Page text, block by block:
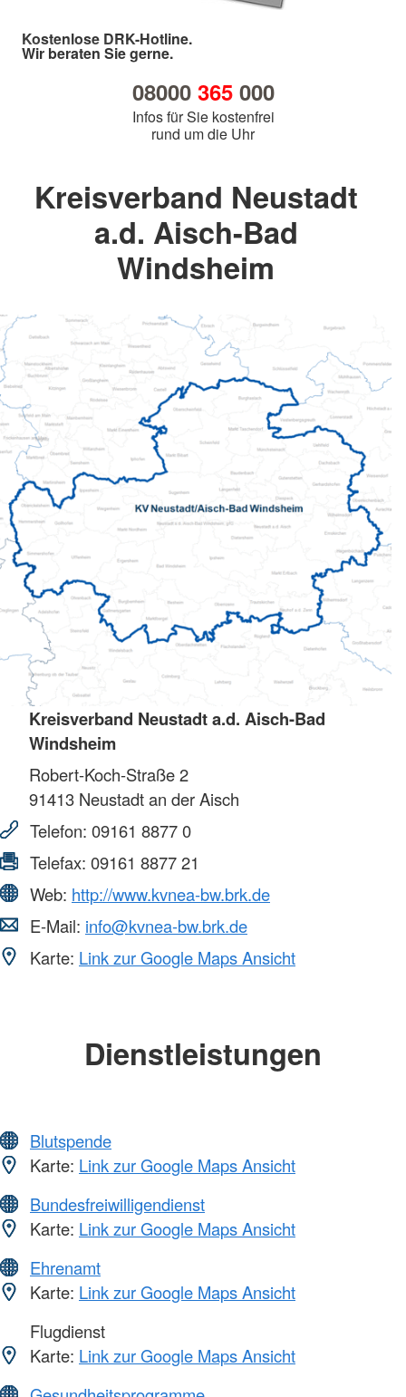
Kostenlose DRK-Hotline.
Wir beraten Sie gerne.
08000 365000
Infos für Sie kostenfrei
rund um die Uhr
Kreisverband Neustadt
a.d. Aisch-Bad
Windsheim
Kreisverband Neustadt a.d. Aisch-Bad
Windsheim
Robert-Koch-Straße 2
91413 Neustadt an der Aisch
Telefon: 09161 8877 0
Telefax: 09161 8877 21
Web: http://www.kvnea-bw.brk.de
E-Mail: info@kvnea-bw.brk.de
Karte: Link zur Google Maps Ansicht
Dienstleistungen
Blutspende
Karte: Link zur Google Maps Ansicht
Bundesfreiwilligendienst
Karte: Link zur Google Maps Ansicht
Ehrenamt
Karte: Link zur Google Maps Ansicht
Flugdienst
Karte: Link zur Google Maps Ansicht